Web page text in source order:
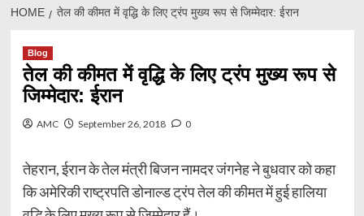
HOME तेल की कीमत में वृद्धि के लिए ट्रंप मुख्य रूप से जिम्मेदार: ईरान
Blog
तेल की कीमत में वृद्धि के लिए ट्रंप मुख्य रूप से
जिम्मेदार: ईरान
AMC September 26, 2018 0
तेहरान, ईरान के तेल मंत्री बिजन नामदर जंगनेह ने बुधवार को कहा
कि अमेरिकी राष्ट्रपति डोनाल्ड ट्रंप तेल की कीमत में हुई हालिया